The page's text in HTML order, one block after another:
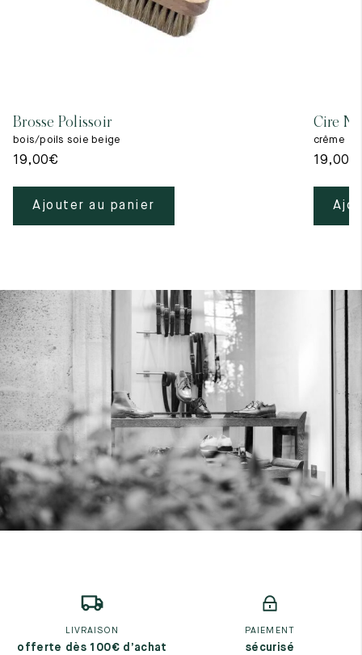
Brosse Polissoir
bois/poils soie beige
19,00€
Ajouter au panier
Cire
crême
19,00
LIVRAISON
offerte dès 100€ d’achat
PAIEMENT
sécurisé